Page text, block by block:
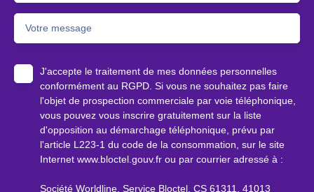
Votre message
J'accepte le traitement de mes données personnelles
conformément au RGPD. Si vous ne souhaitez pas faire
l'objet de prospection commerciale par voie téléphonique,
vous pouvez vous inscrire gratuitement sur la liste
d'opposition au démarchage téléphonique, prévu par
l'article L223-1 du code de la consommation, sur le site
Internet www.bloctel.gouv.fr ou par courrier adressé à :
Société Worldline, Service Bloctel, CS 61311, 41013